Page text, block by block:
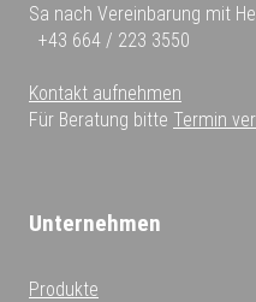
Sa nach Vereinbarung mit
+43 664 / 223 3550
Kontakt aufnehmen
Für Beratung bitte Termin
Unternehmen
Produkte